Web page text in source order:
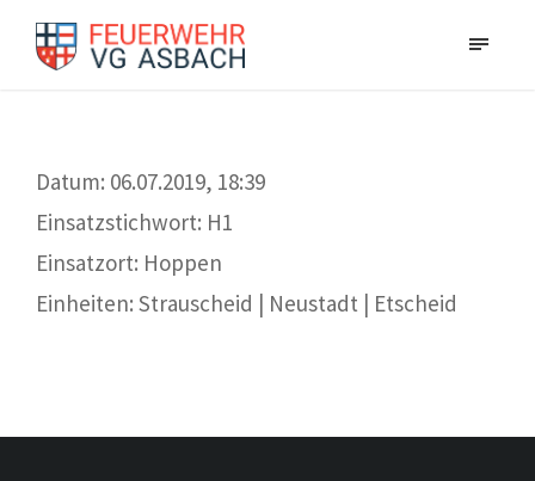
Datum: 06.07.2019, 18:39
Einsatzstichwort: H1
Einsatzort: Hoppen
Einheiten: Strauscheid | Neustadt | Etscheid